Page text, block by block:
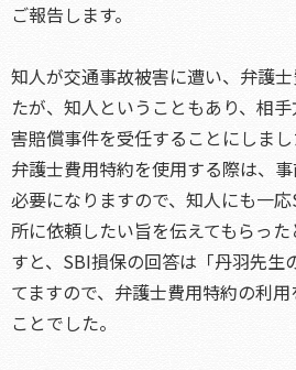
ご報告します。
知人が交通事故被害に遭い、弁護
たが、知人ということもあり、相
害賠償事件を受任することにしまし
弁護士費用特約を使用する際は、
必要になりますので、知人にも一
所に依頼したい旨を伝えてもらっ
すと、SBI損保の回答は「丹羽先生
てますので、弁護士費用特約の利
ことでした。